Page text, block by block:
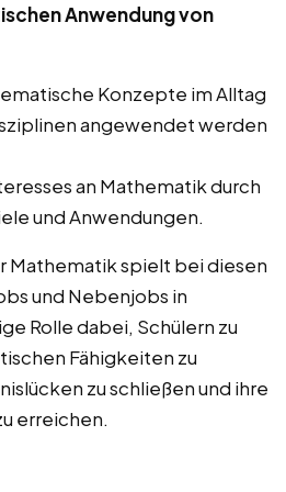
Anwendung von
Konzepte im Alltag
angewendet werden
an Mathematik durch
und Anwendungen.
Mathematik spielt bei diesen
und Nebenjobs in
Rolle dabei, Schülern zu
Fähigkeiten zu
zu schließen und ihre
erreichen.